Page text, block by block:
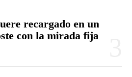
recargado en un
con la mirada fija